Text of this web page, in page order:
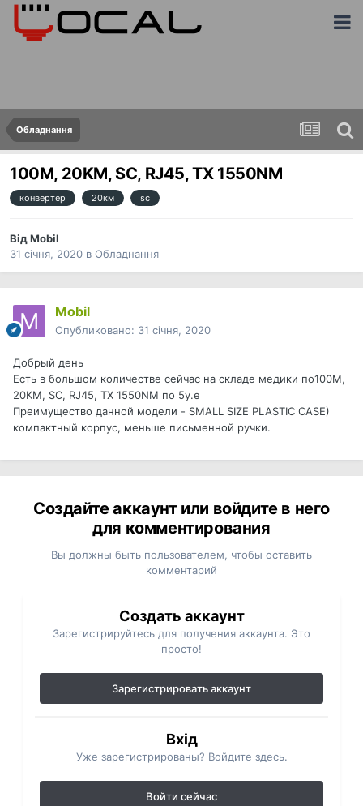
Обладнання
100M, 20KM, SC, RJ45, TX 1550NM
конвертер 20км sc
ВідMobil
31 січня, 2020 в Обладнання
Mobil
Опубликовано: 31 січня, 2020
Добрый день
Есть в большом количестве сейчас на складе медики по100M,
20KM, SC, RJ45, TX 1550NM по 5у.е
Преимущество данной модели - SMALL SIZE PLASTIC CASE)
компактный корпус, меньше письменной ручки.
Создайте аккаунт или войдите в него
для комментирования
Вы должны быть пользователем, чтобы оставить
комментарий
Создать аккаунт
Зарегистрируйтесь для получения аккаунта. Это
просто!
Зарегистрировать аккаунт
Вхід
Уже зарегистрированы? Войдите здесь.
Войти сейчас